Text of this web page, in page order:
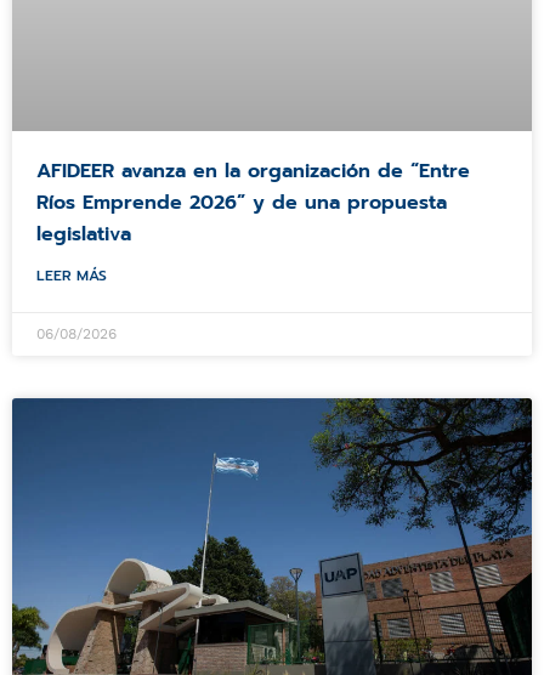
AFIDEER avanza en la organización de “Entre
Ríos Emprende 2026” y de una propuesta
legislativa
LEER MÁS
06/08/2026